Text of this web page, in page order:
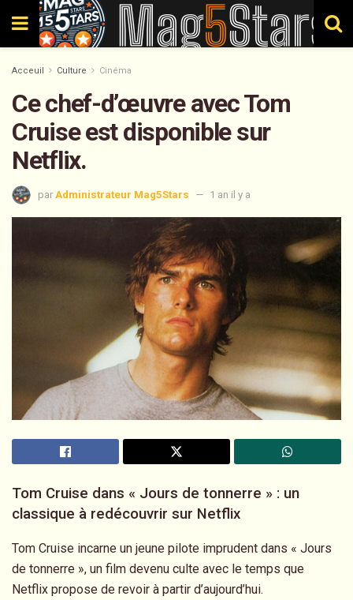
Acceuil Culture Cinéma
Ce chef-d’œuvre avec Tom
Cruise est disponible sur
Netflix.
par Administrateur Mag5Stars 1 an il y a
Tom Cruise dans « Jours de tonnerre » : un
classique à redécouvrir sur Netflix
Tom Cruise incarne un jeune pilote imprudent dans « Jours
de tonnerre », un film devenu culte avec le temps que
Netflix propose de revoir à partir d’aujourd’hui.